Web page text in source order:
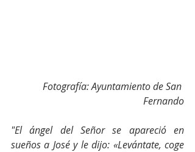
Fotografía: Ayuntamiento de San
Fernando
"El ángel del Señor se apareció en
sueños a José y le dijo: «Levántate, coge